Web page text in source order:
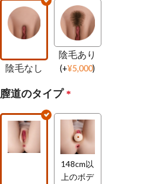
陰毛なし
陰毛あり
(+¥5,000)
膣道のタイプ *
148cm以
上のボデ